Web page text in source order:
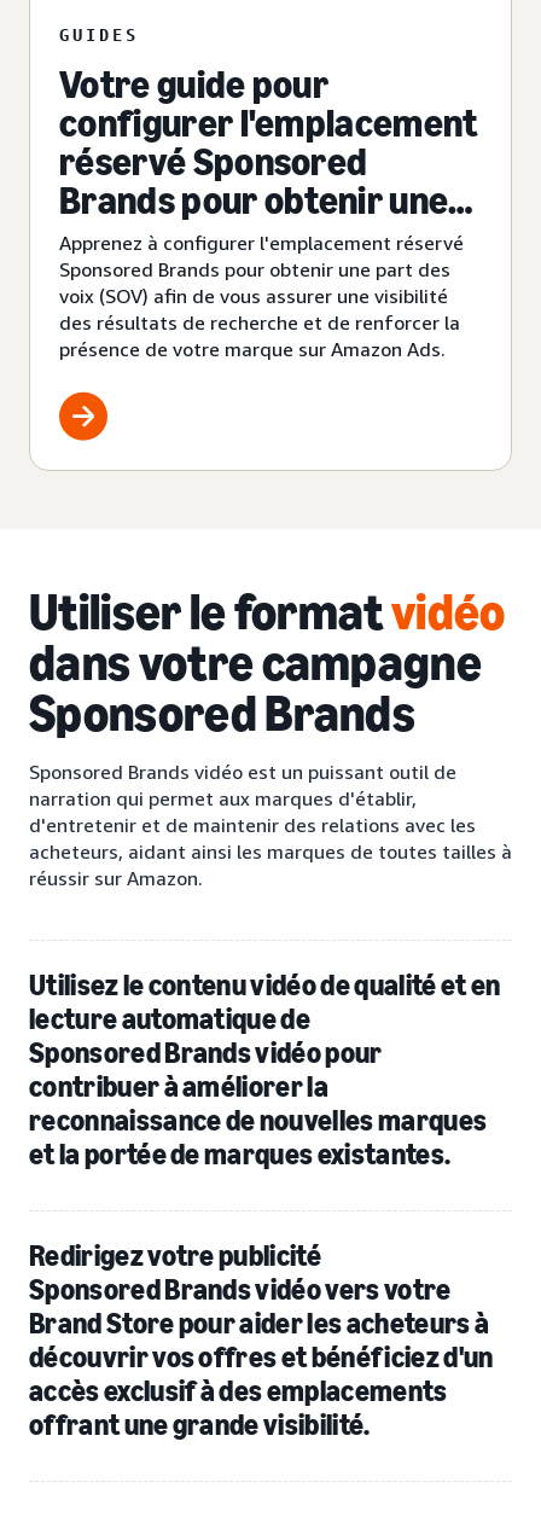
GUIDES
Votre guide pour
configurer l'emplacement
réservé Sponsored
Brands pour obtenir une
part des voix (SOV)
Apprenez à configurer l'emplacement réservé
Sponsored Brands pour obtenir une part des
voix (SOV) afin de vous assurer une visibilité
des résultats de recherche et de renforcer la
présence de votre marque sur Amazon Ads.
Utiliser le formatvidéo
dans votre campagne
Sponsored Brands
Sponsored Brands vidéo est un puissant outil de
narration qui permet aux marques d'établir,
d'entretenir et de maintenir des relations avec les
acheteurs, aidant ainsi les marques de toutes tailles à
réussir sur Amazon.
Utilisez le contenu vidéo de qualité et en
lecture automatique de
Sponsored Brands vidéo pour
contribuer à améliorer la
reconnaissance de nouvelles marques
et la portée de marques existantes.
Redirigez votre publicité
Sponsored Brands vidéo vers votre
Brand Store pour aider les acheteurs à
découvrir vos offres et bénéficiez d'un
accès exclusif à des emplacements
offrant une grande visibilité.